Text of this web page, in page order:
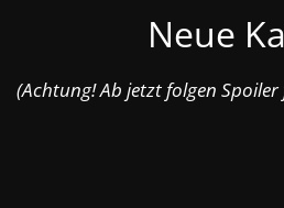
Neue
(Achtung! Ab jetzt folgen